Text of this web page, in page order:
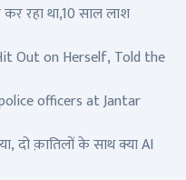
रहा था,10 साल लाश
Out on Herself, Told the
officers at Jantar
दो क़ातिलों के साथ क्या AI